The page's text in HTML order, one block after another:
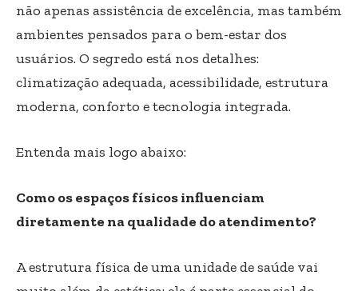
não apenas assistência de excelência, mas também
ambientes pensados para o bem-estar dos
usuários. O segredo está nos detalhes:
climatização adequada, acessibilidade, estrutura
moderna, conforto e tecnologia integrada.
Entenda mais logo abaixo:
Como os espaços físicos influenciam
diretamente na qualidade do atendimento?
A estrutura física de uma unidade de saúde vai